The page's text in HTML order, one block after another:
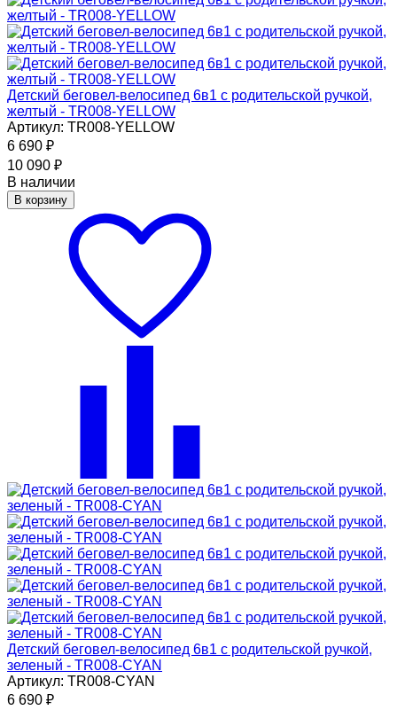
Детский беговел-велосипед 6в1 с родительской ручкой,
желтый - TR008-YELLOW
Артикул: TR008-YELLOW
6 690 ₽
10 090 ₽
В наличии
В корзину
Детский беговел-велосипед 6в1 с родительской ручкой,
зеленый - TR008-CYAN
Артикул: TR008-CYAN
6 690 ₽